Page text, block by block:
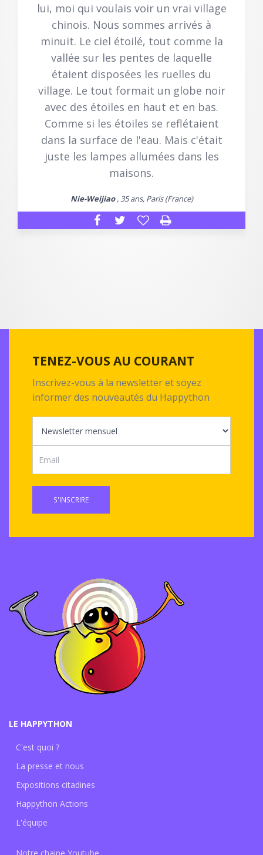
lui, moi qui voulais voir un vrai village
chinois. Nous sommes arrivés à
minuit. Le ciel étoilé, tout comme la
vallée sur les pentes de laquelle
étaient disposées les ruelles du
village. Le tout formait un globe noir
avec des étoiles en haut et en bas.
Comme si les étoiles se reflétaient
dans la surface de l'eau. Mais c'était
juste les lampes allumées dans les
maisons.
Nie-Weijiao, 35 ans, Paris (France)
TENEZ-VOUS AU COURANT
Inscrivez-vous à la newsletter et soyez
informer des nouveautés du Happython
S'INSCRIRE
LE HAPPYTHON
C'est quoi ?
La presse et nous
Expositions citadines
Happython Actions
L'équipe